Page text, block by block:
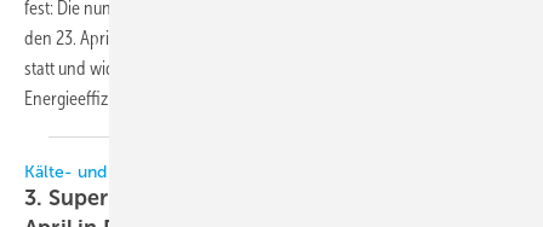
fest: Die nunmehr 6. Veranstaltung dieser Art findet am Donnerstag,
den 23. April 2015, traditionell im Maritim Rhein-Main Hotel Darmstadt
statt und widmet sich 2015 dem thematischen Schwerpunkt
Energieeffizienz und Klimaschutz im
Kälte- und Wärmeerzeugung im Lebensmitteleinzelhandel
3. Supermarkt-Symposium des ZVKKW am 19.